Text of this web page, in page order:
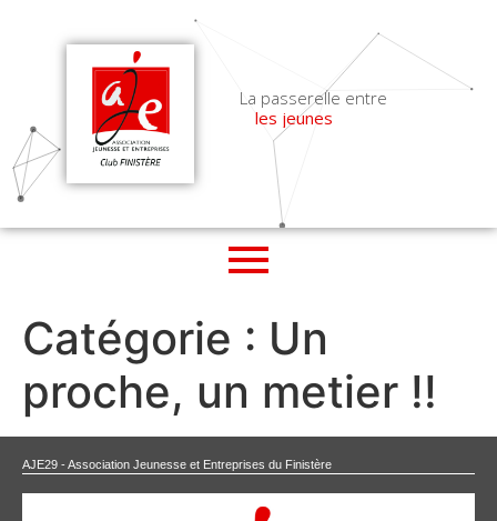
La passerelle entre
les jeunes
l'éducation
les entreprises
Catégorie : Un
proche, un metier !!
AJE29 - Association Jeunesse et Entreprises du Finistère